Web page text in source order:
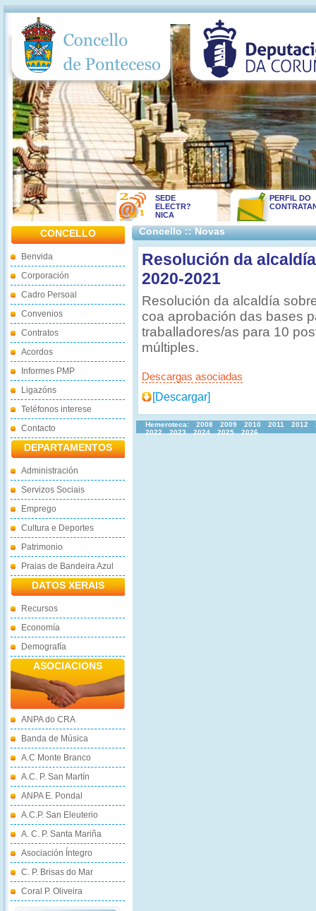
SEDE
ELECTR?
NICA
PERFIL DO
CONCELLO
Benvida
Corporación
Cadro Persoal
Convenios
Contratos
Acordos
Informes PMP
Ligazóns
Teléfonos interese
Contacto
DEPARTAMENTOS
Administración
Servizos Sociais
Emprego
Cultura e Deportes
Patrimonio
Praias de Bandeira Azul
DATOS XERAIS
Recursos
Economía
Demografía
ASOCIACIONS
ANPA do CRA
Banda de Música
A.C Monte Branco
A.C. P. San Martín
ANPA E. Pondal
A.C.P. San Eleuterio
A. C. P. Santa Mariña
Asociación Íntegro
C. P. Brisas do Mar
Coral P. Oliveira
Concello :: Novas
Resolución da
2020-2021
Resolución da alcaldía
coa aprobación das bases
traballadores/as para 10
múltiples.
Descargas asociadas
[Descargar]
Hemeroteca: 2008 2009 2010 2011 2012
2022
2023 2024 2025 2026